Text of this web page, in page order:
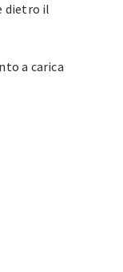
dietro il
a carica